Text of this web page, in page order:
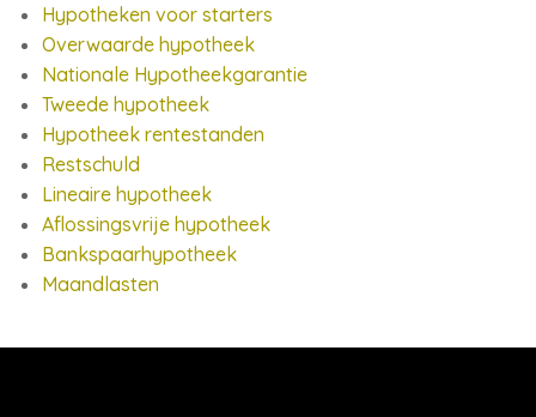
Hypotheken voor starters
Overwaarde hypotheek
Nationale Hypotheekgarantie
Tweede hypotheek
Hypotheek rentestanden
Restschuld
Lineaire hypotheek
Aflossingsvrije hypotheek
Bankspaarhypotheek
Maandlasten